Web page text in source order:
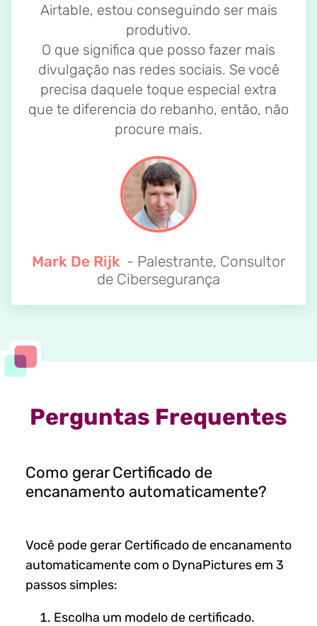
Airtable, estou conseguindo ser mais
produtivo.
O que significa que posso fazer mais
divulgação nas redes sociais. Se você
precisa daquele toque especial extra
que te diferencia do rebanho, então, não
procure mais.
Mark De Rijk - Palestrante, Consultor
de Cibersegurança
Perguntas Frequentes
Como gerar Certificado de
encanamento automaticamente?
Você pode gerar Certificado de encanamento
automaticamente com o DynaPictures em 3
passos simples:
Escolha um modelo de certificado.